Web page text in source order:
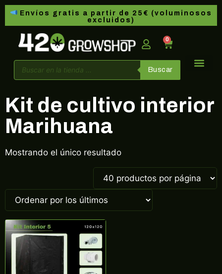
Envíos gratis a partir de 25€ (voluminosos
excluidos)
0
Buscar
Kit de cultivo interior
Marihuana
Mostrando el único resultado